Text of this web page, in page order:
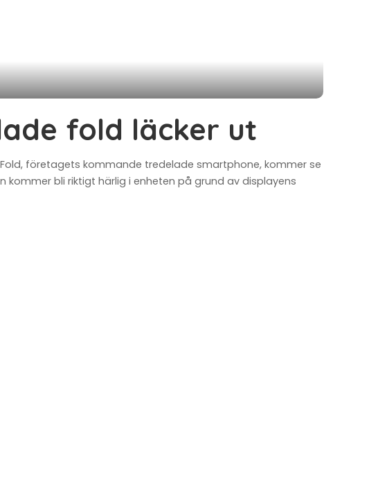
fold läcker ut
företagets kommande tredelade smartphone, kommer se
bli riktigt härlig i enheten på grund av displayens